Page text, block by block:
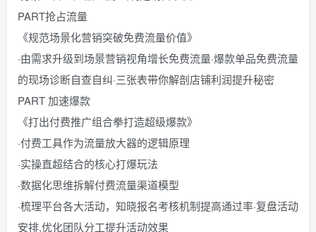
PART抢占流量
《规范场景化营销突破免费流量价值》
·由需求升级到场景营销视角增长免费流量·爆款单品免费流量
的现场诊断自查自纠·三张表带你解剖店铺利润提升秘密
PART 加速爆款
《打出付费推广组合拳打造超级爆款》
·付费工具作为流量放大器的逻辑原理
·实操直超结合的核心打爆玩法
·数据化思维拆解付费流量渠道模型
·梳理平台各大活动，知晓报名考核机制提高通过率·复盘活动
安排,优化团队分工提升活动效果